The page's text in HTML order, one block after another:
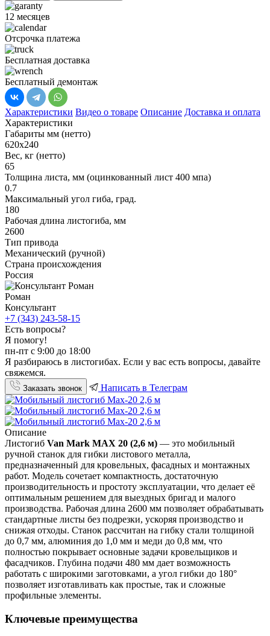
12 месяцев
Отсрочка платежа
Бесплатная доставка
Бесплатный демонтаж
Характеристики Видео о товаре Описание Доставка и оплата
Характеристики
Габариты мм (нетто)
620х240
Вес, кг (нетто)
65
Толщина листа, мм (оцинкованный лист 400 мпа)
0.7
Максимальный угол гиба, град.
180
Рабочая длина листогиба, мм
2600
Тип привода
Механический (ручной)
Страна происхождения
Россия
Роман
Консультант
+7 (343) 243-58-15
Есть вопросы?
Я помогу!
пн-пт с 9:00 до 18:00
Я разбираюсь в листогибах. Если у вас есть вопросы, давайте
свяжемся.
Заказать звонок Написать в Телеграм
Описание
Листогиб Van Mark MAX 20 (2,6 м) — это мобильный
ручной станок для гибки листового металла,
предназначенный для кровельных, фасадных и монтажных
работ. Модель сочетает компактность, достаточную
производительность и простоту эксплуатации, что делает её
оптимальным решением для выездных бригад и малого
производства. Рабочая длина 2600 мм позволяет обрабатывать
стандартные листы без подрезки, ускоряя производство и
снижая отходы. Станок рассчитан на гибку стали толщиной
до 0,7 мм, алюминия до 1,0 мм и меди до 0,8 мм, что
полностью покрывает основные задачи кровельщиков и
фасадчиков. Глубина подачи 480 мм дает возможность
работать с широкими заготовками, а угол гибки до 180°
позволяет изготавливать как простые, так и сложные
профильные элементы.
Ключевые преимущества